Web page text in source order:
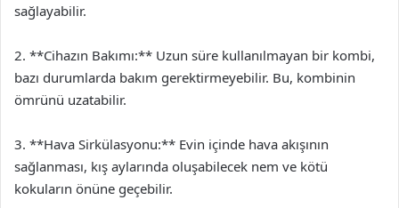
sağlayabilir.
2. **Cihazın Bakımı:** Uzun süre kullanılmayan bir kombi,
bazı durumlarda bakım gerektirmeyebilir. Bu, kombinin
ömrünü uzatabilir.
3. **Hava Sirkülasyonu:** Evin içinde hava akışının
sağlanması, kış aylarında oluşabilecek nem ve kötü
kokuların önüne geçebilir.